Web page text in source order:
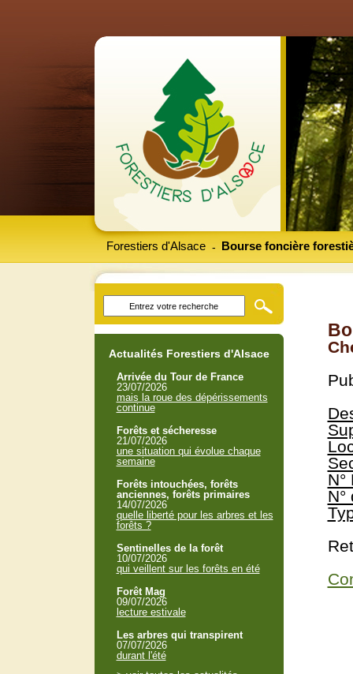
Forestiers d'Alsace Bourse foncière
-
N°
N°
Actualités Forestiers d'Alsace
Arrivée du Tour de France
23/07/2026
mais la roue des dépérissements
continue
Forêts et sécheresse
21/07/2026
une situation qui évolue chaque
semaine
Forêts intouchées, forêts
anciennes, forêts primaires
14/07/2026
quelle liberté pour les arbres et les
forêts ?
Sentinelles de la forêt
10/07/2026
qui veillent sur les forêts en été
Forêt Mag
09/07/2026
lecture estivale
Les arbres qui transpirent
07/07/2026
durant l'été